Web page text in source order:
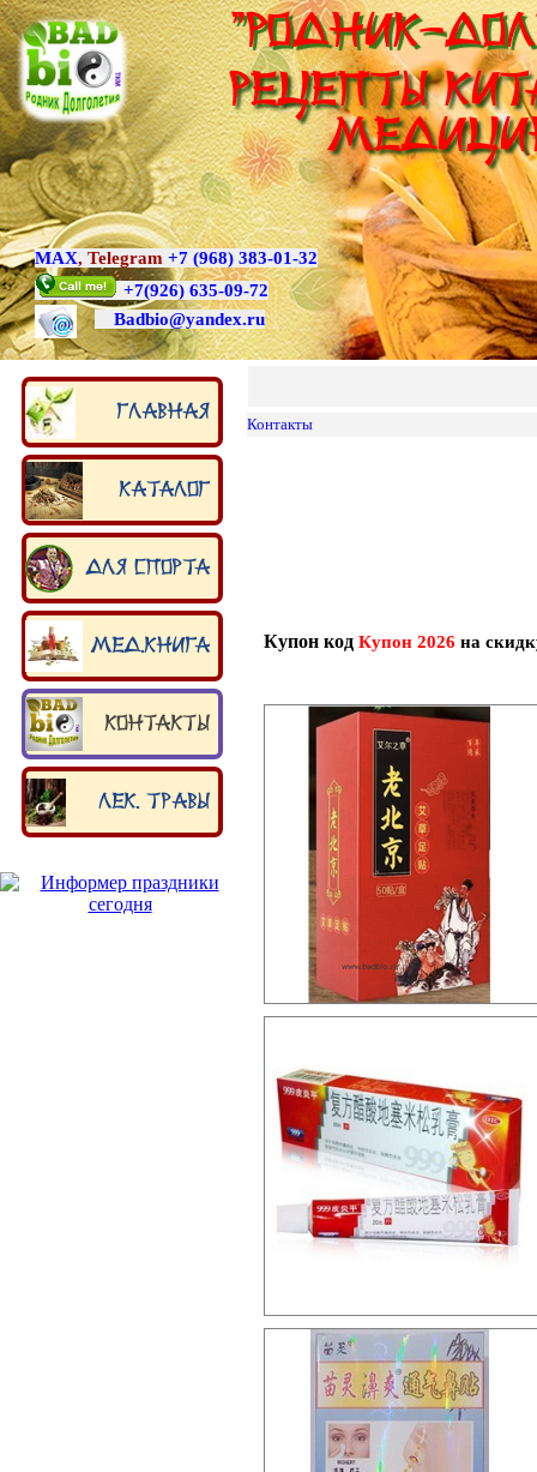
Рецепты
"Родник-
MAX, Telegram +7 (968) 383-01-32
+7(926) 635-09-72
Badbio@yandex.ru
Главная
Каталог
Для спорта
Мед.книга
Контакты
Лек. травы
Контакты
Купон кодКупон 2026 на